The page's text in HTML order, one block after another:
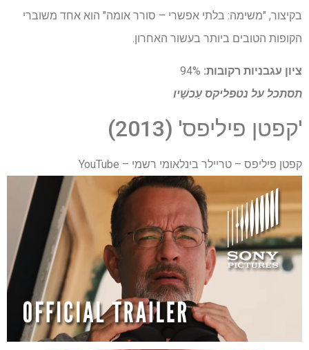
בקיצור, "משימה: בלתי אפשרי – סורר אומה" הוא אחד משוברי
הקופות הטובים ביותר בעשור האחרון.
ציון עגבניות רקובות: 94%
תסתכל על נטפליקס עַכשָׁיו
'קפטן פיליפס' (2013)
קפטן פיליפס – טריילר בינלאומי רשמי – YouTube